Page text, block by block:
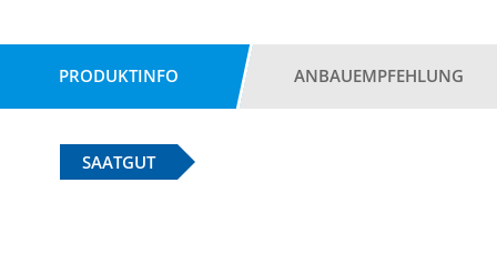
PRODUKTINFO ANBAUEMPFEHLUNG
SAATGUT